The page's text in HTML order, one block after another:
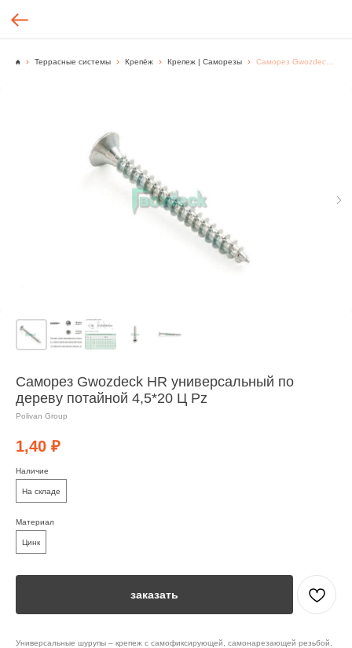
Террасные системы Крепёж Крепеж | Саморезы
Саморез Gwozdeck HR универсальный по
дереву потайной 4,5*20 Ц Pz
Polivan Group
1,40 ₽
Наличие
На складе
Материал
Цинк
заказать
Универсальные шурупы – крепеж с самофиксирующей, самонарезающей резьбой,